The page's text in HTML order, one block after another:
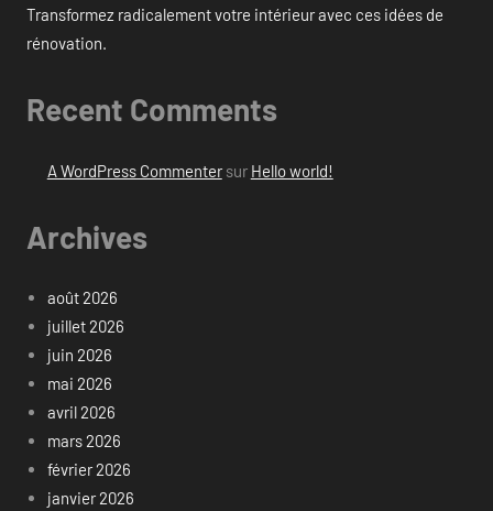
Transformez radicalement votre intérieur avec ces idées de
rénovation.
Recent Comments
A WordPress Commentersur Hello world!
Archives
août 2026
juillet 2026
juin 2026
mai 2026
avril 2026
mars 2026
février 2026
janvier 2026